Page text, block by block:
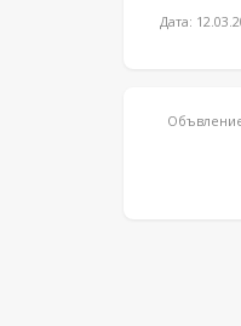
Дата: